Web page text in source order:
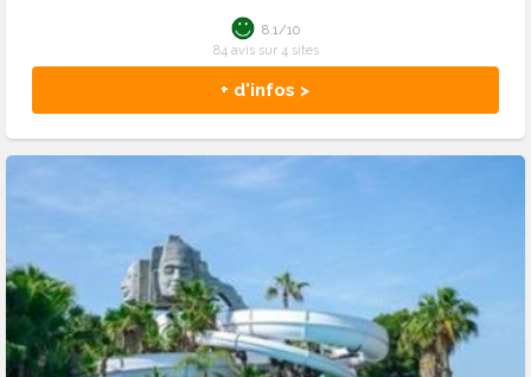
+ d'infos >
8.1/10
84 avis sur 4 sites